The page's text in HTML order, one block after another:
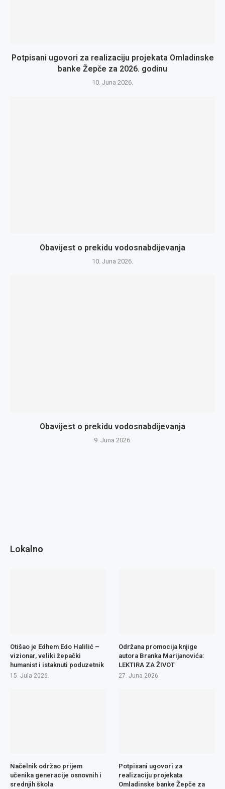
Potpisani ugovori za realizaciju projekata Omladinske
banke Žepče za 2026. godinu
10. Juna 2026.
Obavijest o prekidu vodosnabdijevanja
10. Juna 2026.
Obavijest o prekidu vodosnabdijevanja
9. Juna 2026.
Lokalno
Otišao je Edhem Edo Halilić –
vizionar, veliki žepački
humanist i istaknuti poduzetnik
15. Jula 2026.
Održana promocija knjige
autora Branka Marijanovića:
LEKTIRA ZA ŽIVOT
27. Juna 2026.
Načelnik održao prijem
učenika generacije osnovnih i
srednjih škola
Potpisani ugovori za
realizaciju projekata
Omladinske banke Žepče za